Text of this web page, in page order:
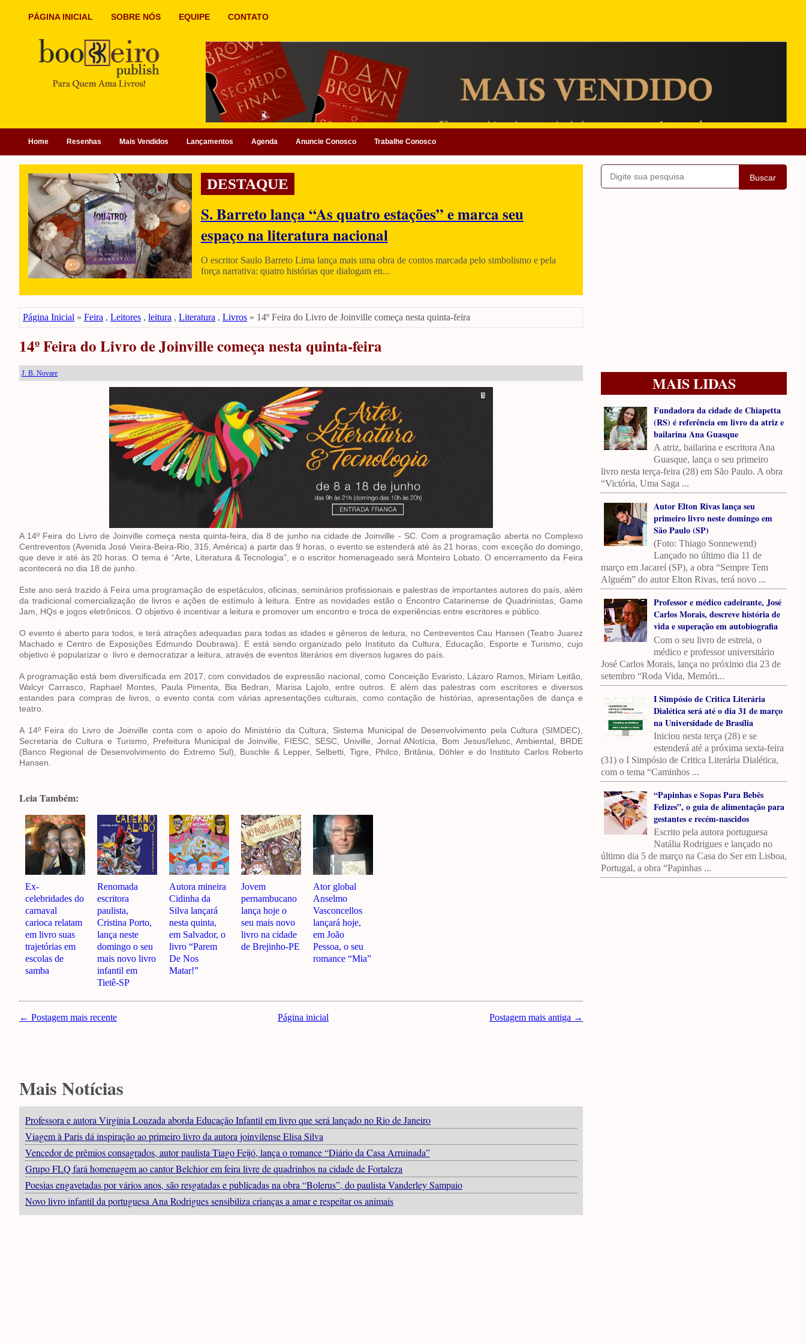
PÁGINA INICIAL SOBRE NÓS EQUIPE CONTATO
Home Resenhas Mais Vendidos Lançamentos Agenda Anuncie Conosco Trabalhe Conosco
DESTAQUE
S. Barreto lança “As quatro estações” e marca seu
espaço na literatura nacional
O escritor Saulo Barreto Lima lança mais uma obra de contos marcada pelo simbolismo e pela
força narrativa: quatro histórias que dialogam en...
Página Inicial » Feira , Leitores , leitura , Literatura , Livros » 14º Feira do Livro de Joinville começa nesta quinta-feira
14º Feira do Livro de Joinville começa nesta quinta-feira
J. B. Novare
A 14º Feira do Livro de Joinville começa nesta quinta-feira, dia 8 de junho na cidade de Joinville - SC. Com a programação aberta no Complexo
Centreventos (Avenida José Vieira-Beira-Rio, 315, América) a partir das 9 horas, o evento se estenderá até às 21 horas, com exceção do domingo,
que deve ir até às 20 horas. O tema é “Arte, Literatura & Tecnologia”, e o escritor homenageado será Monteiro Lobato. O encerramento da Feira
acontecerá no dia 18 de junho.
Este ano será trazido à Feira uma programação de espetáculos, oficinas, seminários profissionais e palestras de importantes autores do país, além
da tradicional comercialização de livros e ações de estímulo à leitura. Entre as novidades estão o Encontro Catarinense de Quadrinistas, Game
Jam, HQs e jogos eletrônicos. O objetivo é incentivar a leitura e promover um encontro e troca de experiências entre escritores e público.
O evento é aberto para todos, e terá atrações adequadas para todas as idades e gêneros de leitura, no Centreventos Cau Hansen (Teatro Juarez
Machado e Centro de Exposições Edmundo Doubrawa). E está sendo organizado pelo Instituto da Cultura, Educação, Esporte e Turismo, cujo
objetivo é popularizar o livro e democratizar a leitura, através de eventos literários em diversos lugares do país.
A programação está bem diversificada em 2017, com convidados de expressão nacional, como Conceição Evaristo, Lázaro Ramos, Miriam Leitão,
Walcyr Carrasco, Raphael Montes, Paula Pimenta, Bia Bedran, Marisa Lajolo, entre outros. E além das palestras com escritores e diversos
estandes para compras de livros, o evento conta com várias apresentações culturais, como contação de histórias, apresentações de dança e
teatro.
A 14º Feira do Livro de Joinville conta com o apoio do Ministério da Cultura, Sistema Municipal de Desenvolvimento pela Cultura (SIMDEC),
Secretaria de Cultura e Turismo, Prefeitura Municipal de Joinville, FIESC, SESC, Univille, Jornal ANotícia, Bom Jesus/Ielusc, Ambiental, BRDE
(Banco Regional de Desenvolvimento do Extremo Sul), Buschle & Lepper, Selbetti, Tigre, Philco, Britânia, Döhler e do Instituto Carlos Roberto
Hansen.
Leia Também:
Ex-
celebridades do
carnaval
carioca relatam
em livro suas
trajetórias em
escolas de
samba
Renomada
escritora
paulista,
Cristina Porto,
lança neste
domingo o seu
mais novo livro
infantil em
Tietê-SP
Autora mineira
Cidinha da
Silva lançará
nesta quinta,
em Salvador, o
livro “Parem
De Nos
Matar!”
Jovem
pernambucano
lança hoje o
seu mais novo
livro na cidade
de Brejinho-PE
Ator global
Anselmo
Vasconcellos
lançará hoje,
em João
Pessoa, o seu
romance “Mia”
← Postagem mais recente Postagem mais antiga →
Página inicial
Mais Notícias
Professora e autora Virgínia Louzada aborda Educação Infantil em livro que será lançado no Rio de Janeiro
Viagem à Paris dá inspiração ao primeiro livro da autora joinvilense Elisa Silva
Vencedor de prêmios consagrados, autor paulista Tiago Feijó, lança o romance “Diário da Casa Arruinada”
Grupo FLQ fará homenagem ao cantor Belchior em feira livre de quadrinhos na cidade de Fortaleza
Poesias engavetadas por vários anos, são resgatadas e publicadas na obra “Bolerus”, do paulista Vanderley Sampaio
Novo livro infantil da portuguesa Ana Rodrigues sensibiliza crianças a amar e respeitar os animais
Buscar
MAIS LIDAS
Fundadora da cidade de Chiapetta
(RS) é referência em livro da atriz e
bailarina Ana Guasque
A atriz, bailarina e escritora Ana
Guasque, lança o seu primeiro
livro nesta terça-feira (28) em São Paulo. A obra
“Victória, Uma Saga ...
Autor Elton Rivas lança seu
primeiro livro neste domingo em
São Paulo (SP)
(Foto: Thiago Sonnewend)
Lançado no último dia 11 de
março em Jacareí (SP), a obra “Sempre Tem
Alguém” do autor Elton Rivas, terá novo ...
Professor e médico cadeirante, José
Carlos Morais, descreve história de
vida e superação em autobiografia
Com o seu livro de estreia, o
médico e professor universitário
José Carlos Morais, lança no próximo dia 23 de
setembro “Roda Vida, Memóri...
I Simpósio de Critica Literária
Dialética será até o dia 31 de março
na Universidade de Brasília
Iniciou nesta terça (28) e se
estenderá até a próxima sexta-feira
(31) o I Simpósio de Critica Literária Dialética,
com o tema “Caminhos ...
“Papinhas e Sopas Para Bebês
Felizes”, o guia de alimentação para
gestantes e recém-nascidos
Escrito pela autora portuguesa
Natália Rodrigues e lançado no
último dia 5 de março na Casa do Ser em Lisboa,
Portugal, a obra “Papinhas ...